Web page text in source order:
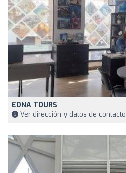
EDNA TOURS
Ver dirección y datos de contacto